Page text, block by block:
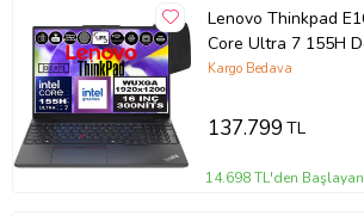
Lenovo Thinkpad
Core Ultra 7 155H
SSD Intel® Aı Boost
Bilgisayar
Kargo Bedava
137.799TL
14.698 TL'den